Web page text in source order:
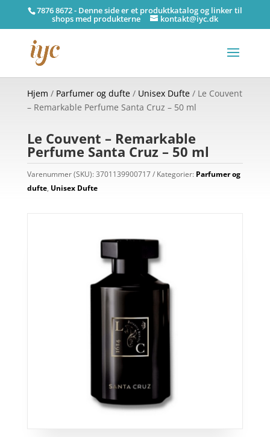
7876 8672 - Denne side er et produktkatalog og linker til
shops med produkterne kontakt@iyc.dk
Hjem / Parfumer og dufte/ Unisex Dufte/ Le Couvent
– Remarkable Perfume Santa Cruz – 50 ml
Le Couvent – Remarkable
Perfume Santa Cruz – 50 ml
Varenummer (SKU):3701139900717 Kategorier: Parfumer og
dufte, Unisex Dufte